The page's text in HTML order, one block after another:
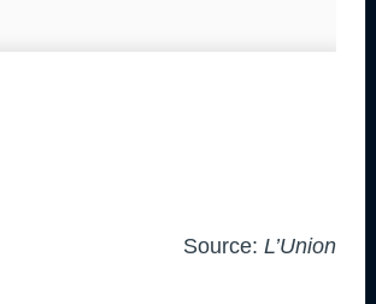
Source: L’Union